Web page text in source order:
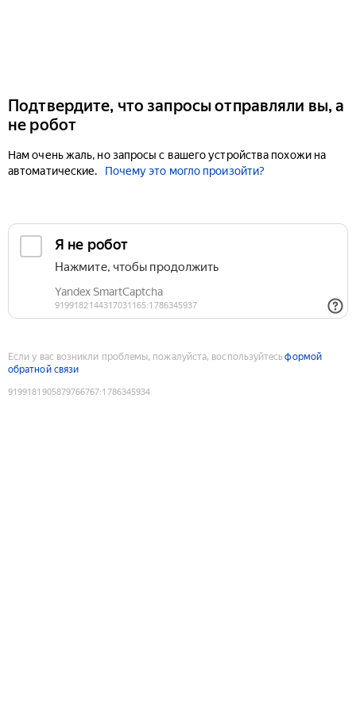
Подтвердите, что запросы отправляли вы, а
не робот
Нам очень жаль, но запросы с вашего устройства похожи на
автоматические.
Почему это могло произойти?
Если у вас возникли проблемы, пожалуйста, воспользуйтесьформой
обратной связи
9199181905879766767:1786345934